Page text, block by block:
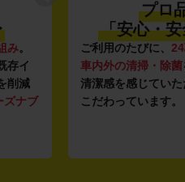
み。
存イ
削減
ズナブ
プロ
「安心・
ご利用のたびに、
車内外の清掃・除菌
清潔感を感じてい
こだわっています。